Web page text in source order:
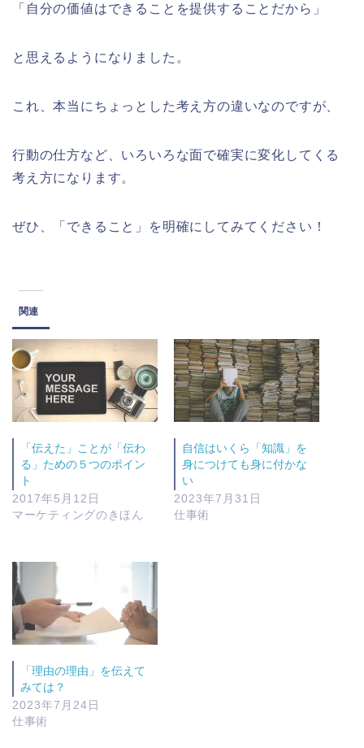
「自分の価値はできることを提供することだから」
と思えるようになりました。
これ、本当にちょっとした考え方の違いなのですが、
行動の仕方など、いろいろな面で確実に変化してくる
考え方になります。
ぜひ、「できること」を明確にしてみてください！
関連
「伝えた」ことが「伝わ
る」ための５つのポイン
ト
2017年5月12日
マーケティングのきほん
自信はいくら「知識」を
身につけても身に付かな
い
2023年7月31日
仕事術
「理由の理由」を伝えて
みては？
2023年7月24日
仕事術